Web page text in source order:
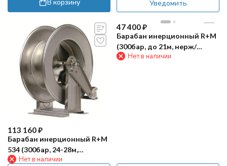
Уведомить
113 160₽
Барабан инерционный R+M
534 (300бар, 24-28м,
1/2"г-1/2"г, нерж)
Нет в наличии
47 400₽
Барабан инерционный R+M
(300бар, до 21м, нерж/
пластик)
Нет в наличии